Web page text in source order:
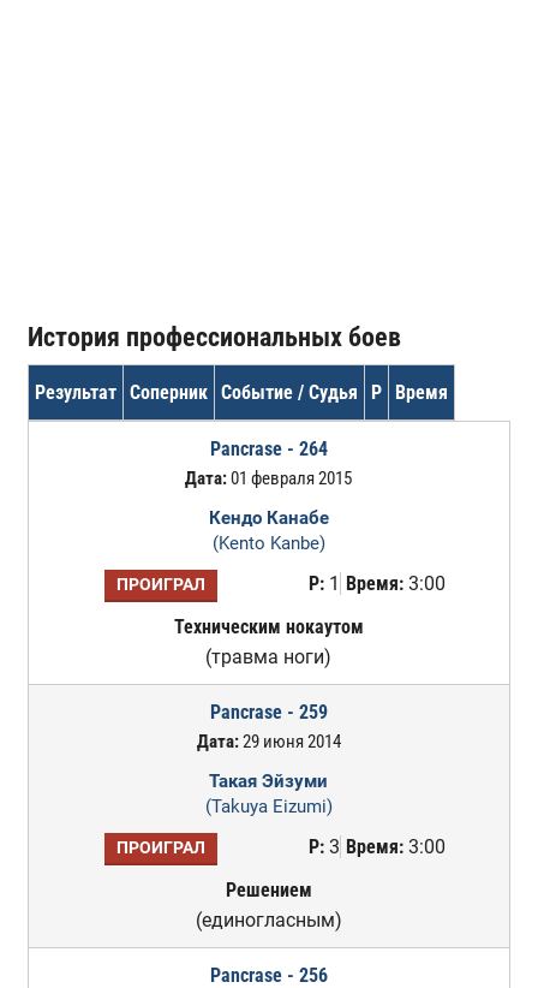
История профессиональных боев
Результат Соперник Событие / Судья Р Время
Pancrase - 264
Дата:01 февраля 2015
Кендо Канабе
(Kento Kanbe)
ПРОИГРАЛ Р:1 Время:3:00
Техническим нокаутом
(травма ноги)
Pancrase - 259
Дата:29 июня 2014
Такая Эйзуми
(Takuya Eizumi)
ПРОИГРАЛ Р:3 Время:3:00
Решением
(единогласным)
Pancrase - 256